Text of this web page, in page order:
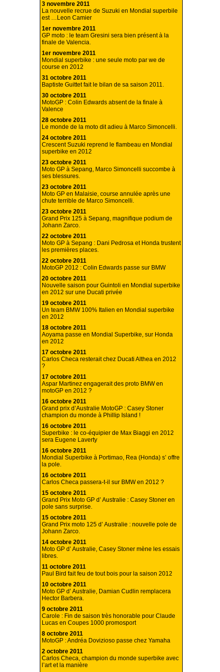
3 novembre 2011
La nouvelle recrue de Suzuki en Mondial superbile
est …Leon Camier
1er novembre 2011
GP moto : le team Gresini sera bien présent à la
finale de Valencia.
1er novembre 2011
Mondial superbike : une seule moto par we de
course en 2012
31 octobre 2011
Baptiste Guittet fait le bilan de sa saison 2011.
30 octobre 2011
MotoGP : Colin Edwards absent de la finale à
Valence
28 octobre 2011
Le monde de la moto dit adieu à Marco Simoncelli.
24 octobre 2011
Crescent Suzuki reprend le flambeau en Mondial
superbike en 2012
23 octobre 2011
Moto GP à Sepang, Marco Simoncelli succombe à
ses blessures.
23 octobre 2011
Moto GP en Malaisie, course annulée après une
chute terrible de Marco Simoncelli.
23 octobre 2011
Grand Prix 125 à Sepang, magnifique podium de
Johann Zarco.
22 octobre 2011
Moto GP à Sepang : Dani Pedrosa et Honda trustent
les premières places.
22 octobre 2011
MotoGP 2012 : Colin Edwards passe sur BMW
20 octobre 2011
Nouvelle saison pour Guintoli en Mondial superbike
en 2012 sur une Ducati privée
19 octobre 2011
Un team BMW 100% Italien en Mondial superbike
en 2012
18 octobre 2011
Aoyama passe en Mondial Superbike, sur Honda
en 2012
17 octobre 2011
Carlos Checa resterait chez Ducati Althea en 2012
?
17 octobre 2011
Aspar Martinez engagerait des proto BMW en
motoGP en 2012 ?
16 octobre 2011
Grand prix d’Australie MotoGP : Casey Stoner
champion du monde à Phillip Island !
16 octobre 2011
Superbike : le co-équipier de Max Biaggi en 2012
sera Eugene Laverty
16 octobre 2011
Mondial Superbike à Portimao, Rea (Honda) s’ offre
la pole.
16 octobre 2011
Carlos Checa passera-t-il sur BMW en 2012 ?
15 octobre 2011
Grand Prix Moto GP d’ Australie : Casey Stoner en
pole sans surprise.
15 octobre 2011
Grand Prix moto 125 d’ Australie : nouvelle pole de
Johann Zarco.
14 octobre 2011
Moto GP d’ Australie, Casey Stoner mène les essais
libres.
11 octobre 2011
Paul Bird fait feu de tout bois pour la saison 2012
10 octobre 2011
Moto GP d’ Australie, Damian Cudlin remplacera
Hector Barbera.
9 octobre 2011
Carole : Fin de saison très honorable pour Claude
Lucas en Coupes 1000 promosport
8 octobre 2011
MotoGP : Andréa Dovizioso passe chez Yamaha
2 octobre 2011
Carlos Checa, champion du monde superbike avec
l’art et la manière